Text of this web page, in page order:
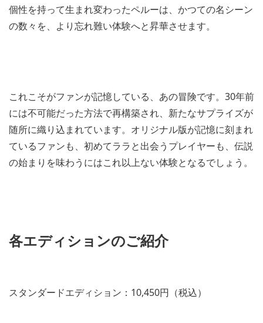
個性を持って生まれ変わったペルーは、かつての名シーン
の数々を、より忘れ難い体験へと昇華させます。
これこそがファンが記憶している、あの冒険です。30年前
には不可能だった方法で再構築され、新たなサプライズが
随所に織り込まれています。オリジナル版が記憶に刻まれ
ているファンも、初めてララと出会うプレイヤーも、伝説
の始まりを味わうにはこれ以上ない体験となるでしょう。
各エディションのご紹介
スタンダードエディション：10,450円（税込）